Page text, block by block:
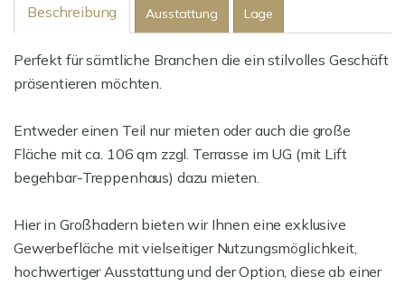
Beschreibung Ausstattung Lage
Perfekt für sämtliche Branchen die ein stilvolles Geschäft
präsentieren möchten.
Entweder einen Teil nur mieten oder auch die große
Fläche mit ca. 106 qm zzgl. Terrasse im UG (mit Lift
begehbar-Treppenhaus) dazu mieten.
Hier in Großhadern bieten wir Ihnen eine exklusive
Gewerbefläche mit vielseitiger Nutzungsmöglichkeit,
hochwertiger Ausstattung und der Option, diese ab einer